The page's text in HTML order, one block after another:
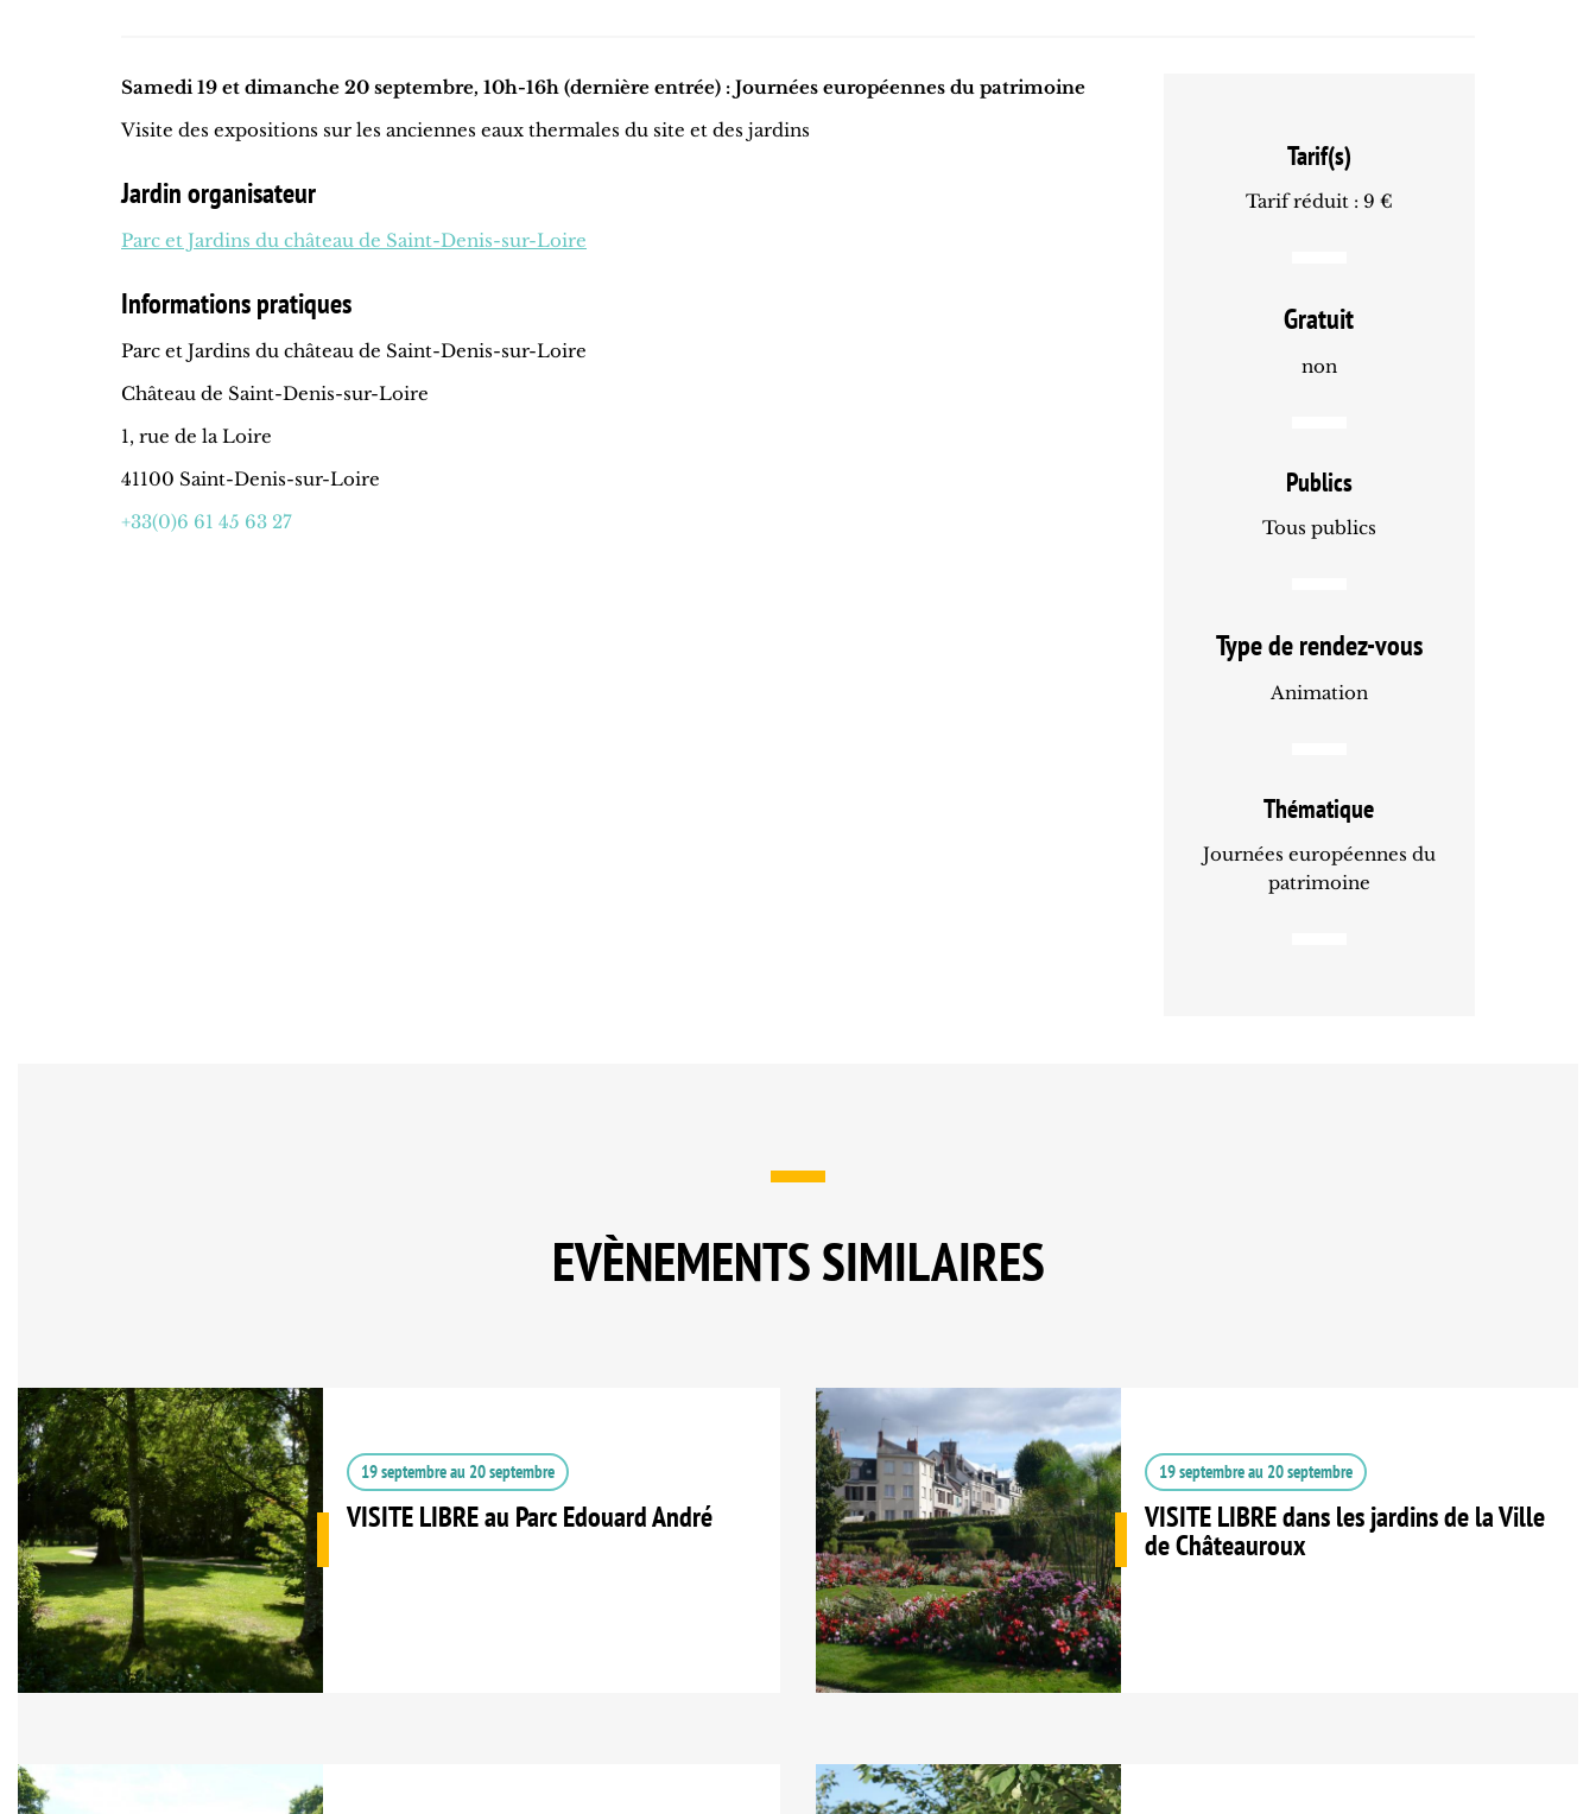
Samedi 19 et dimanche 20 septembre, 10h-16h (dernière entrée) : Journées européennes du patrimoine
Visite des expositions sur les anciennes eaux thermales du site et des jardins
Jardin organisateur
Parc et Jardins du château de Saint-Denis-sur-Loire
Informations pratiques
Parc et Jardins du château de Saint-Denis-sur-Loire
Château de Saint-Denis-sur-Loire
1, rue de la Loire
41100 Saint-Denis-sur-Loire
+33(0)6 61 45 63 27
Tarif(s)
Tarif réduit : 9 €
Gratuit
non
Publics
Tous publics
Type de rendez-vous
Animation
Thématique
Journées européennes du
patrimoine
EVÈNEMENTS SIMILAIRES
19 septembreau 20 septembre
VISITE LIBRE au Parc Edouard André
19 septembreau 20 septembre
VISITE LIBRE dans les jardins de la Ville
de Châteauroux